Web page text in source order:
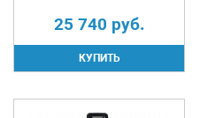
25 740 руб.